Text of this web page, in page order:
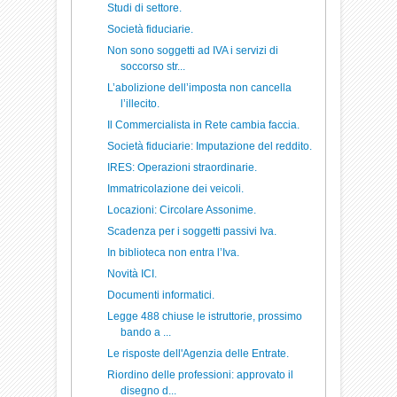
Studi di settore.
Società fiduciarie.
Non sono soggetti ad IVA i servizi di
soccorso str...
L’abolizione dell’imposta non cancella
l’illecito.
Il Commercialista in Rete cambia faccia.
Società fiduciarie: Imputazione del reddito.
IRES: Operazioni straordinarie.
Immatricolazione dei veicoli.
Locazioni: Circolare Assonime.
Scadenza per i soggetti passivi Iva.
In biblioteca non entra l’Iva.
Novità ICI.
Documenti informatici.
Legge 488 chiuse le istruttorie, prossimo
bando a ...
Le risposte dell'Agenzia delle Entrate.
Riordino delle professioni: approvato il
disegno d...